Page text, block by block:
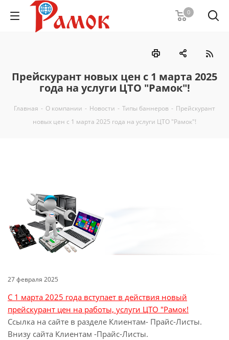
0
Прейскурант новых цен с 1 марта 2025
года на услуги ЦТО "Рамок"!
Главная - О компании - Новости - Типы баннеров - Прейскурант
новых цен с 1 марта 2025 года на услуги ЦТО "Рамок"!
27 февраля 2025
С 1 марта 2025 года вступает в действия новый
прейскурант цен на работы, услуги ЦТО "Рамок!
Ссылка на сайте в разделе Клиентам- Прайс-Листы.
Внизу сайта Клиентам -Прайс-Листы.